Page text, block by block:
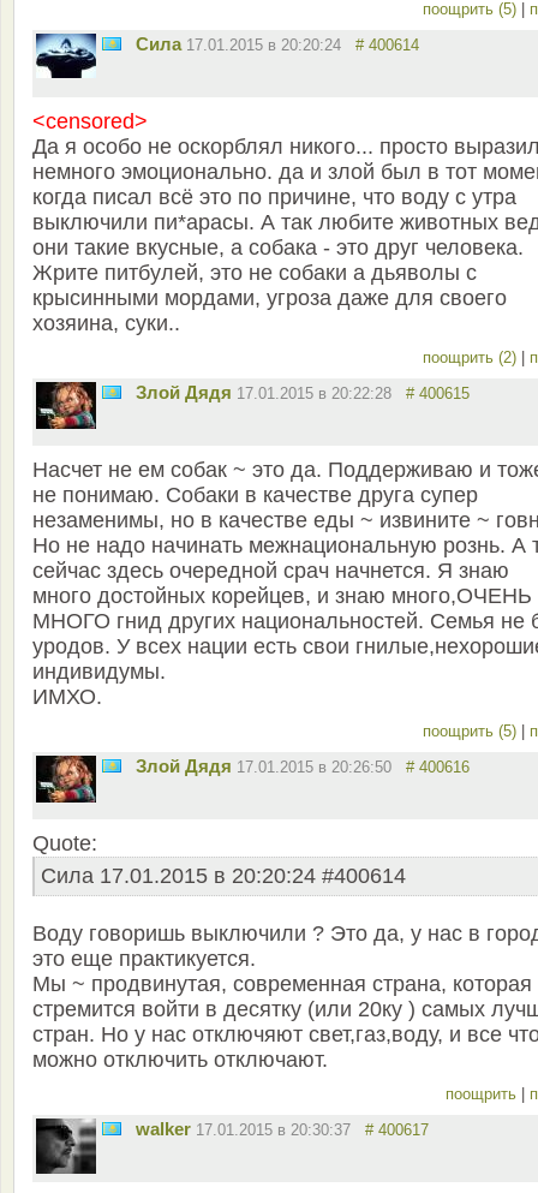
поощрить (5)
Сила 17.01.2015 в 20:20:24 # 400614
<censored>
Да я особо не оскорблял никого... просто
немного эмоционально. да и злой был в тот
когда писал всё это по причине, что воду с утра
выключили пи*арасы. А так любите животных
они такие вкусные, а собака - это друг человека.
Жрите питбулей, это не собаки а дьяволы с
крысинными мордами, угроза даже для своего
хозяина, суки..
поощрить (2)
Злой Дядя 17.01.2015 в 20:22:28 # 400615
Насчет не ем собак ~ это да. Поддерживаю и
не понимаю. Собаки в качестве друга супер
незаменимы, но в качестве еды ~ извините ~
Но не надо начинать межнациональную рознь. А
сейчас здесь очередной срач начнется. Я знаю
много достойных корейцев, и знаю много,ОЧЕНЬ
МНОГО гнид других национальностей. Семья не
уродов. У всех нации есть свои
индивидумы.
ИМХО.
поощрить (5)
Злой Дядя 17.01.2015 в 20:26:50 # 400616
Quote:
Сила 17.01.2015 в 20:20:24 #400614
Воду говоришь выключили ? Это да, у нас в
это еще практикуется.
Мы ~ продвинутая, современная страна, которая
стремится войти в десятку (или 20ку ) самых
стран. Но у нас отключяют свет,газ,воду, и все
можно отключить отключают.
поощрить
walker 17.01.2015 в 20:30:37 # 400617